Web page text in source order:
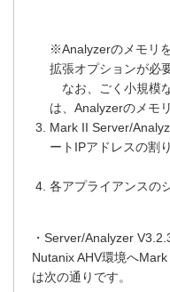
※Analyzerのメモリ
拡張オプションが必
なお、ごく小規模
は、Analyzerのメモ
Mark II Server/
ートIPアドレスの割
各アプライアンスの
・Server/Analyzer
Nutanix AHV環境へ
は次の通りです。